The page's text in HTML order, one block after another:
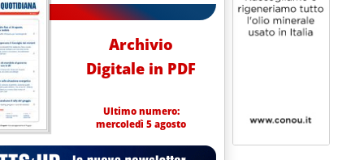
Archivio
Digitale in PDF
Ultimo numero:
mercoledì 5 agosto